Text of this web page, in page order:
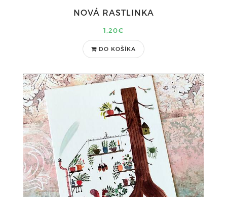
NOVÁ RASTLINKA
1,20€
DO KOŠÍKA